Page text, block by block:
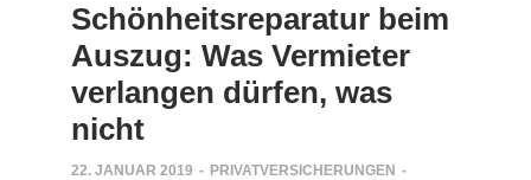
Schönheitsreparatur beim
Auszug: Was Vermieter
verlangen dürfen, was
nicht
22. JANUAR 2019 - PRIVATVERSICHERUNGEN -